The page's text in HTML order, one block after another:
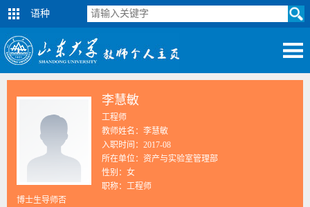
语种
李慧敏
工程师
教师姓名：李慧敏
入职时间：2017-08
所在单位：资产与实验室管理部
性别：女
职称：工程师
博士生导师否